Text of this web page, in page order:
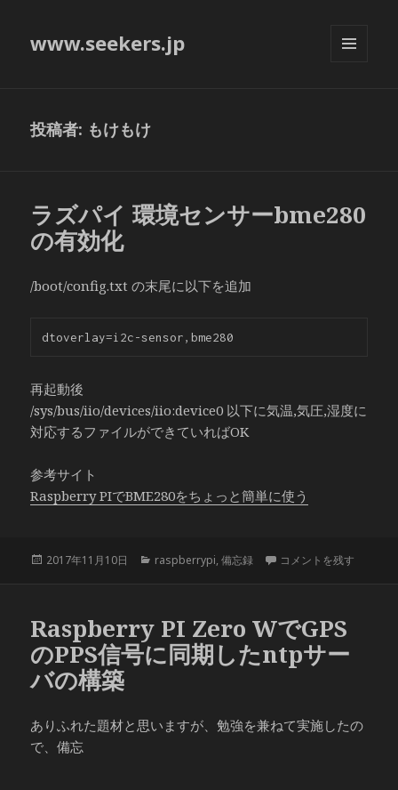
www.seekers.jp
投稿者: もけもけ
ラズパイ 環境センサーbme280
の有効化
/boot/config.txt の末尾に以下を追加
再起動後
/sys/bus/iio/devices/iio:device0 以下に気温,気圧,湿度に
対応するファイルができていればOK
参考サイト
Raspberry PIでBME280をちょっと簡単に使う
投
2017年11月10日
カ
ー
raspberrypi,備忘録 ラズパイ 環境センサー
コメントを残す
Raspberry PI Zero WでGPS
のPPS信号に同期したntpサー
バの構築
ありふれた題材と思いますが、勉強を兼ねて実施したの
で、備忘